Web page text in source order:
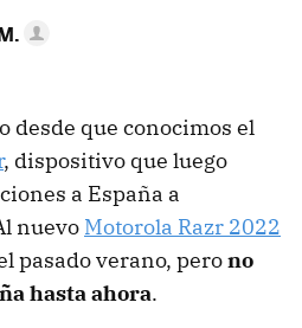
desde que conocimos el
, dispositivo que luego
a España a
nuevo Motorola Razr 2022
pasado verano, perono
hasta ahora.